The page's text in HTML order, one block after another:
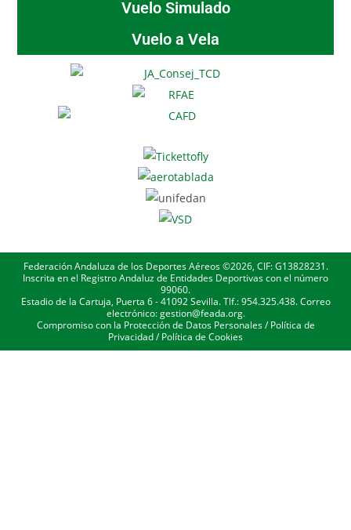
Vuelo Simulado
Vuelo a Vela
Federación Andaluza de los Deportes Aéreos ©2026, CIF: G13828231.
Inscrita en el Registro Andaluz de Entidades Deportivas con el número
99060.
Estadio de la Cartuja, Puerta 6 - 41092 Sevilla. Tlf.: 954.325.438. Correo
electrónico: gestion@feada.org.
Compromiso con la Protección de Datos Personales/Política de
Privacidad/Política de Cookies